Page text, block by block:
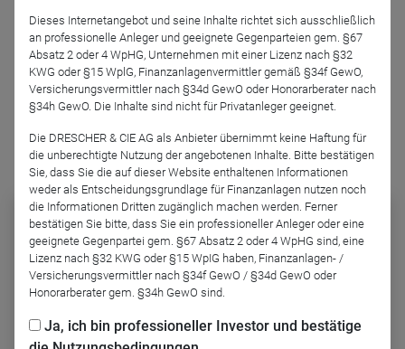
Podcast-Folge anhören
Podcast abonnieren
PPP – Patriarch Power
Podcast
Abonnieren Sie diesen Podcast auf
einer der gängigen Plattformen und
Dieses Internetangebot und seine Inhalte richtet sich ausschließlich
an professionelle Anleger und geeignete Gegenparteien gem. §67
Absatz 2 oder 4 WpHG, Unternehmen mit einer Lizenz nach §32
KWG oder §15 WplG, Finanzanlagenvermittler gemäß §34f GewO,
Versicherungsvermittler nach §34d GewO oder Honorarberater nach
§34h GewO. Die Inhalte sind nicht für Privatanleger geeignet.
Die DRESCHER & CIE AG als Anbieter übernimmt keine Haftung für
die unberechtigte Nutzung der angebotenen Inhalte. Bitte bestätigen
Sie, dass Sie die auf dieser Website enthaltenen Informationen
weder als Entscheidungsgrundlage für Finanzanlagen nutzen noch
die Informationen Dritten zugänglich machen werden. Ferner
bestätigen Sie bitte, dass Sie ein professioneller Anleger oder eine
geeignete Gegenpartei gem. §67 Absatz 2 oder 4 WpHG sind, eine
Lizenz nach §32 KWG oder §15 WpIG haben, Finanzanlagen- /
Versicherungsvermittler nach §34f GewO / §34d GewO oder
Honorarberater gem. §34h GewO sind.
Ja, ich bin professioneller Investor und bestätige